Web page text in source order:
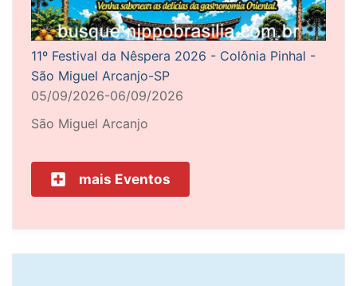
11º Festival da Nêspera 2026 - Colônia Pinhal -
São Miguel Arcanjo-SP
05/09/2026-06/09/2026
São Miguel Arcanjo
mais Eventos